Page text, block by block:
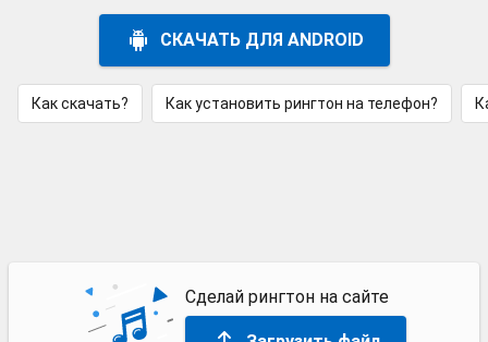
СКАЧАТЬ ДЛЯ ANDROID
Как скачать? Как установить рингтон на телефон?
Сделай рингтон на сайте